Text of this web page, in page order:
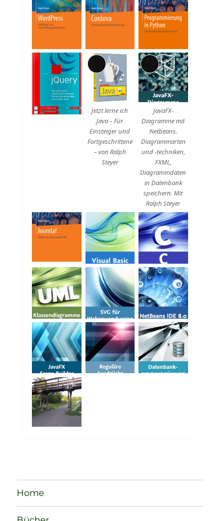
Lange
Beschreibung
Jetzt lerne ich
Java – Für
Einsteiger und
Fortgeschrittene
– von Ralph
Steyer
Lange
Beschreibung
JavaFX-
Diagramme mit
Netbeans.
Diagrammarten
und -techniken,
FXML,
Diagrammdaten
in Datenbank
speichern. Mit
Ralph Steyer
Home